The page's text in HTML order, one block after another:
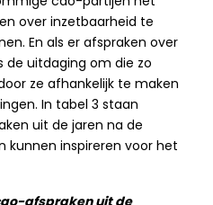
over inzetbaarheid te
En als er afspraken over
uitdaging om die zo
ze afhankelijk te maken
In tabel 3 staan
uit de jaren na de
kunnen inspireren voor het
afspraken uit de